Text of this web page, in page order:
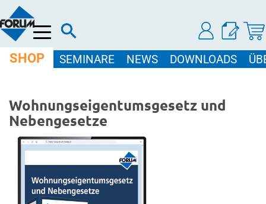
Menü
SHOP SEMINARE NEWS DOWNLOADS
Wohnungseigentumsgesetz und
Nebengesetze